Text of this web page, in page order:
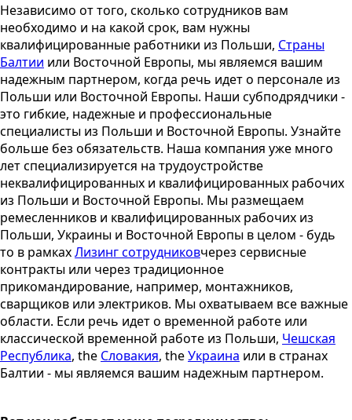
Независимо от того, сколько сотрудников вам
необходимо и на какой срок, вам нужны
квалифицированные работники из Польши, Страны
Балтии или Восточной Европы, мы являемся вашим
надежным партнером, когда речь идет о персонале из
Польши или Восточной Европы. Наши субподрядчики -
это гибкие, надежные и профессиональные
специалисты из Польши и Восточной Европы. Узнайте
больше без обязательств. Наша компания уже много
лет специализируется на трудоустройстве
неквалифицированных и квалифицированных рабочих
из Польши и Восточной Европы. Мы размещаем
ремесленников и квалифицированных рабочих из
Польши, Украины и Восточной Европы в целом - будь
то в рамкахЛизинг сотрудниковчерез сервисные
контракты или через традиционное
прикомандирование, например, монтажников,
сварщиков или электриков. Мы охватываем все важные
области. Если речь идет о временной работе или
классической временной работе из Польши, Чешская
Республика, the Словакия, theУкраина или в странах
Балтии - мы являемся вашим надежным партнером.